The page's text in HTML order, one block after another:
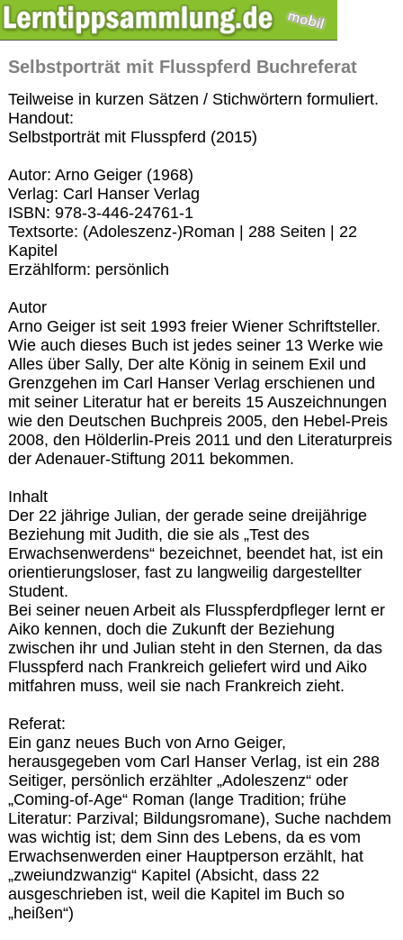
Selbstporträt mit Flusspferd Buchreferat
Teilweise in kurzen Sätzen / Stichwörtern formuliert.
Handout:
Selbstporträt mit Flusspferd (2015)
Autor: Arno Geiger (1968)
Verlag: Carl Hanser Verlag
ISBN: 978-3-446-24761-1
Textsorte: (Adoleszenz-)Roman | 288 Seiten | 22
Kapitel
Erzählform: persönlich
Autor
Arno Geiger ist seit 1993 freier Wiener Schriftsteller.
Wie auch dieses Buch ist jedes seiner 13 Werke wie
Alles über Sally, Der alte König in seinem Exil und
Grenzgehen im Carl Hanser Verlag erschienen und
mit seiner Literatur hat er bereits 15 Auszeichnungen
wie den Deutschen Buchpreis 2005, den Hebel-Preis
2008, den Hölderlin-Preis 2011 und den Literaturpreis
der Adenauer-Stiftung 2011 bekommen.
Inhalt
Der 22 jährige Julian, der gerade seine dreijährige
Beziehung mit Judith, die sie als „Test des
Erwachsenwerdens“ bezeichnet, beendet hat, ist ein
orientierungsloser, fast zu langweilig dargestellter
Student.
Bei seiner neuen Arbeit als Flusspferdpfleger lernt er
Aiko kennen, doch die Zukunft der Beziehung
zwischen ihr und Julian steht in den Sternen, da das
Flusspferd nach Frankreich geliefert wird und Aiko
mitfahren muss, weil sie nach Frankreich zieht.
Referat:
Ein ganz neues Buch von Arno Geiger,
herausgegeben vom Carl Hanser Verlag, ist ein 288
Seitiger, persönlich erzählter „Adoleszenz“ oder
„Coming-of-Age“ Roman (lange Tradition; frühe
Literatur: Parzival; Bildungsromane), Suche nachdem
was wichtig ist; dem Sinn des Lebens, da es vom
Erwachsenwerden einer Hauptperson erzählt, hat
„zweiundzwanzig“ Kapitel (Absicht, dass 22
ausgeschrieben ist, weil die Kapitel im Buch so
„heißen“)